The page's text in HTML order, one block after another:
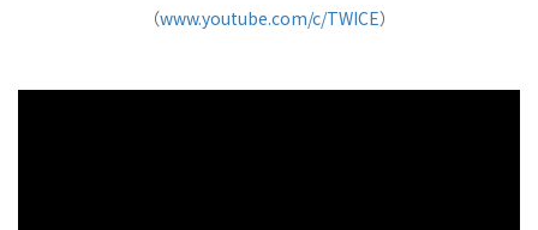
（www.youtube.com/c/TWICE）